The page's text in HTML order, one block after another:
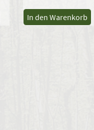
In den Warenkorb